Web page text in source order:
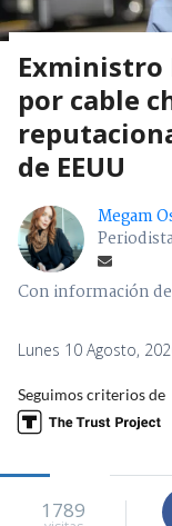
Exministro
por cable
de EEUU
Megam
Con información de
Lunes 10 Agosto,
Seguimos criterios de
1789